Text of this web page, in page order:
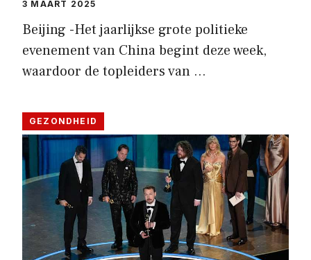
3 MAART 2025
Beijing -Het jaarlijkse grote politieke
evenement van China begint deze week,
waardoor de topleiders van …
GEZONDHEID